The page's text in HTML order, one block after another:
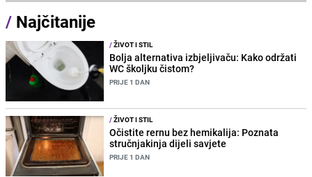
/ Najčitanije
/ŽIVOT I STIL
Bolja alternativa izbjeljivaču: Kako održati
WC školjku čistom?
PRIJE 1 DAN
/ŽIVOT I STIL
Očistite rernu bez hemikalija: Poznata
stručnjakinja dijeli savjete
PRIJE 1 DAN